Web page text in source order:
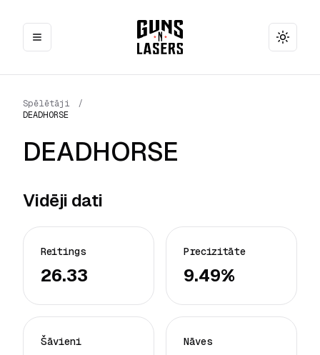
Toggle
Spēlētāji
/
DEADHORSE
DEADHORSE
Vidēji dati
Reitings
26.33
Precizitāte
9.49%
Šāvieni Nāves